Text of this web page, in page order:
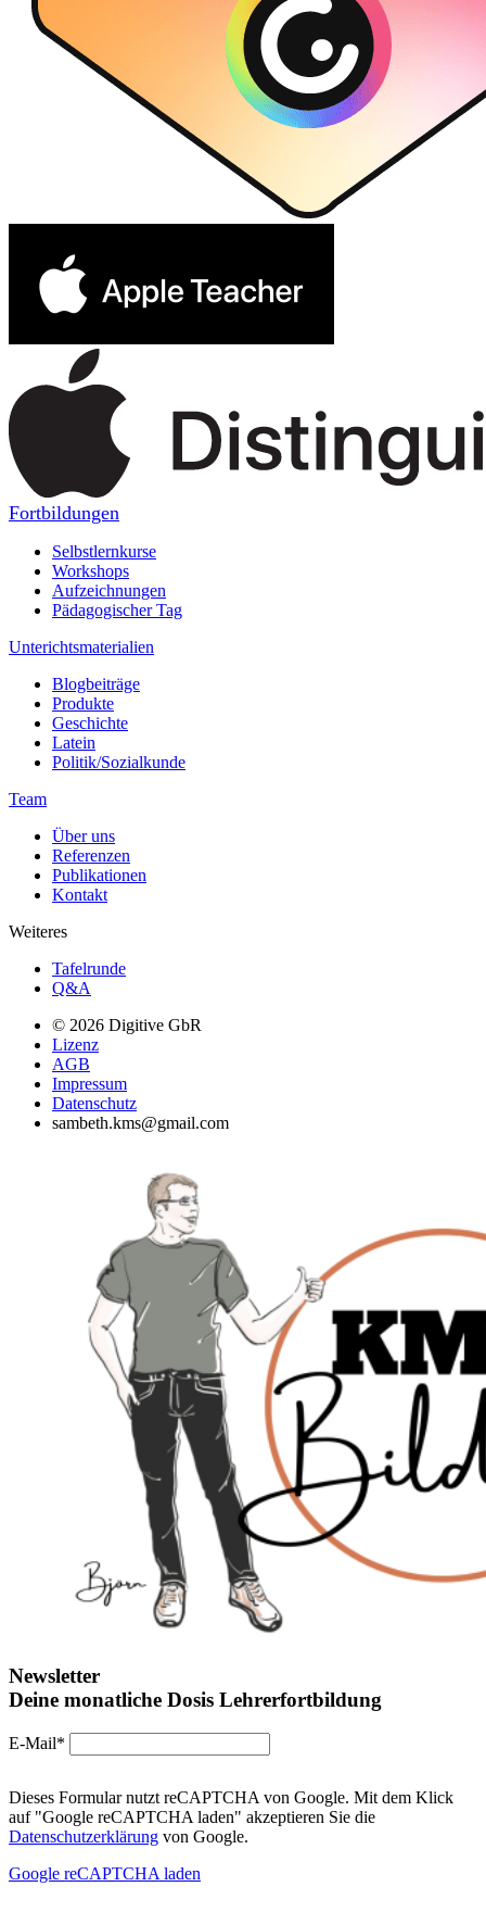
Fortbildungen
Selbstlernkurse
Workshops
Aufzeichnungen
Pädagogischer Tag
Unterichtsmaterialien
Blogbeiträge
Produkte
Geschichte
Latein
Politik/Sozialkunde
Team
Über uns
Referenzen
Publikationen
Kontakt
Weiteres
Tafelrunde
Q&A
© 2026 Digitive GbR
Lizenz
AGB
Impressum
Datenschutz
sambeth.kms@gmail.com
Newsletter
Deine monatliche Dosis Lehrerfortbildung
E-Mail*
Dieses Formular nutzt reCAPTCHA von Google. Mit dem Klick
auf "Google reCAPTCHA laden" akzeptieren Sie die
Datenschutzerklärung von Google.
Google reCAPTCHA laden